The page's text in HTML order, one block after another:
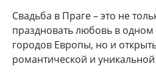
Свадьба в Праге – это не
праздновать любовь в
городов Европы, но и
романтической и